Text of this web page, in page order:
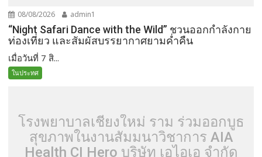
08/08/2026 admin1
“Night Safari Dance with the Wild” ชวนออกกำลังกาย
ท่องเที่ยว และสัมผัสบรรยากาศยามค่ำคืน
เมื่อวันที่ 7 สิ...
ในประทศ
โรงพยาบาลเชียงใหม่ ราม ร่วมออกบูธ
สุขภาพในงานสัมมนาวิชาการ AIA
Health CI Hero บริษัท เอไอเอ จำกัด